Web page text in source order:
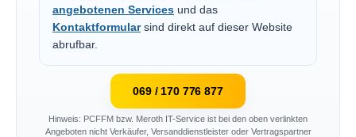
angebotenen Services und das
Kontaktformularsind direkt auf dieser Website
abrufbar.
069 / 170 776 877
Hinweis: PCFFM bzw. Meroth IT-Service ist bei den oben verlinkten
Angeboten nicht Verkäufer, Versanddienstleister oder Vertragspartner